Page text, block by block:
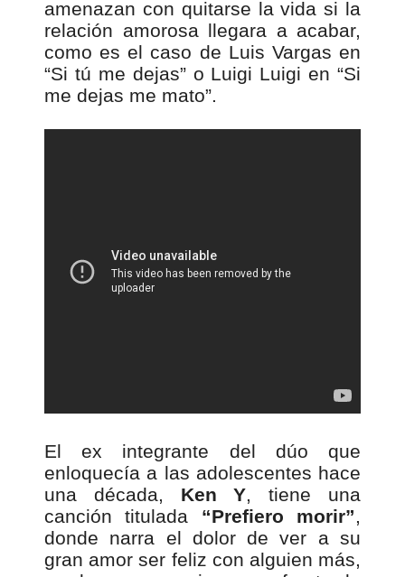
amenazan con quitarse la vida si la
relación amorosa llegara a acabar,
como es el caso de Luis Vargas en
“Si tú me dejas” o Luigi Luigi en “Si
me dejas me mato”.
El ex integrante del dúo que
enloquecía a las adolescentes hace
una década, Ken Y, tiene una
canción titulada “Prefiero morir”,
donde narra el dolor de ver a su
gran amor ser feliz con alguien más,